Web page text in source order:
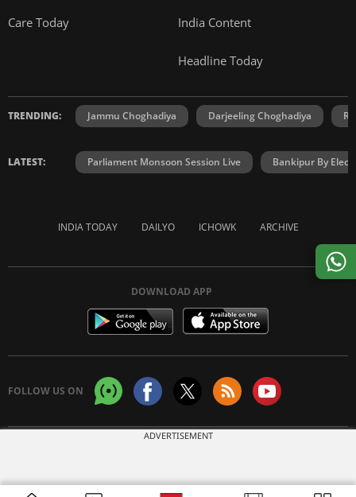
Care Today India Content
Headline Today
TRENDING: Jammu Choghadiya Darjeeling Choghadiya
LATEST: Parliament Monsoon Session Live Bankipur By
INDIA TODAY DAILYO ICHOWK ARCHIVE
DOWNLOAD APP
FOLLOW US ON
ADVERTISEMENT